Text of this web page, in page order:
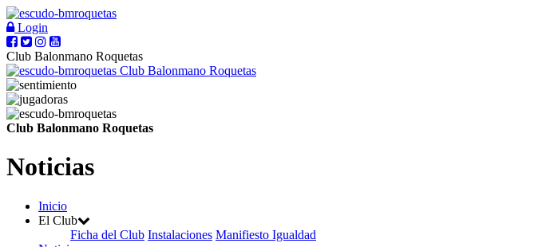
Login
Club Balonmano Roquetas
Club Balonmano Roquetas
Club Balonmano Roquetas
Noticias
Inicio
El Club
Ficha del Club Instalaciones Manifiesto Igualdad